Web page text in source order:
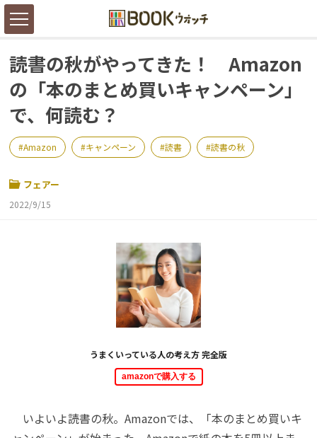
読書の秋がやってきた！ Amazon
の「本のまとめ買いキャンペーン」
で、何読む？
Amazon キャンペーン 読書 読書の秋
フェアー
2022/9/15
うまくいっている人の考え方 完全版
amazonで購入する
いよいよ読書の秋。Amazonでは、「本のまとめ買いキ